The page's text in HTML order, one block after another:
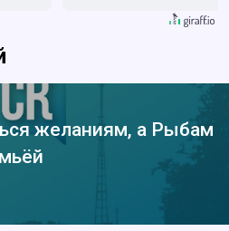
желаниям, а Рыбам